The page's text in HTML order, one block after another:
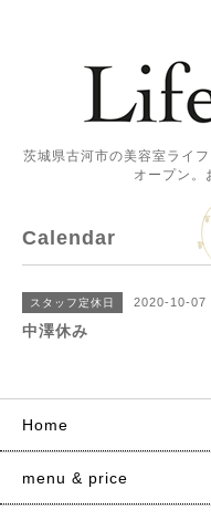
茨城県古河市の美容室ライ
オープン。
Calendar
スタッフ定休日 2020-10-07
中澤休み
Home
menu & price